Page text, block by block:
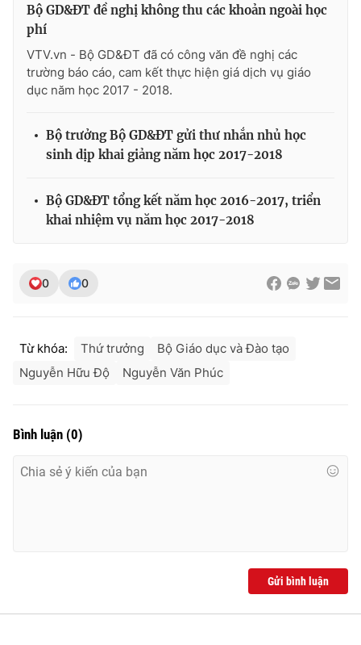
Ðiện thoại Thời báo VTV:024.66 897 897
Email:
Liên hệ quảng cáo:024-7300.7108
® Cấm sao chép dưới mọi hình thức nếu không có sự chấp
Bộ GD&ĐT đề nghị không thu các khoản ngoài học
phí
VTV.vn - Bộ GD&ĐT đã có công văn đề nghị các
trường báo cáo, cam kết thực hiện giá dịch vụ giáo
dục năm học 2017 - 2018.
Bộ trưởng Bộ GD&ĐT gửi thư nhắn nhủ học
sinh dịp khai giảng năm học 2017-2018
Bộ GD&ĐT tổng kết năm học 2016-2017, triển
khai nhiệm vụ năm học 2017-2018
0 0
Từ khóa: Thứ trưởng
Bộ Giáo dục và Đào tạo
Nguyễn Hữu Độ
Nguyễn Văn Phúc
Bình luận (0)
Gửi bình luận